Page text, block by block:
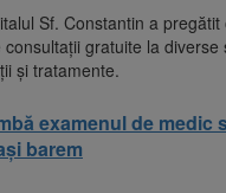
Sf. Constantin a
gratuite la
și tratamente.
examenul de medic
barem